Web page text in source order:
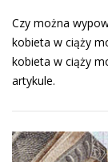
Czy można
kobieta w ciąży
kobieta w ciąży
artykule.